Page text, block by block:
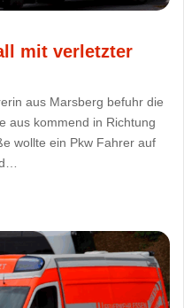
mit verletzter
aus Marsberg befuhr die
aus kommend in Richtung
wollte ein Pkw Fahrer auf